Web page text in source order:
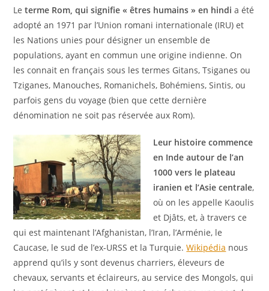
Leterme Rom, qui signifie « êtres humains » en hindi a été
adopté an 1971 par l’Union romani internationale (IRU) et
les Nations unies pour désigner un ensemble de
populations, ayant en commun une origine indienne. On
les connait en français sous les termes Gitans, Tsiganes ou
Tziganes, Manouches, Romanichels, Bohémiens, Sintis, ou
parfois gens du voyage (bien que cette dernière
dénomination ne soit pas réservée aux Rom).
Leur histoire commence
en Inde autour de l’an
1000 vers le plateau
iranien et l’Asie centrale,
où on les appelle Kaoulis
et Djâts, et, à travers ce
qui est maintenant l’Afghanistan, l’Iran, l’Arménie, le
Caucase, le sud de l’ex-URSS et la Turquie.Wikipédia nous
apprend qu’ils y sont devenus charriers, éleveurs de
chevaux, servants et éclaireurs, au service des Mongols, qui